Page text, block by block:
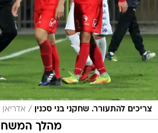
צריכים להתעורר. שחקני בני סכנין / אדריאן
מהלך